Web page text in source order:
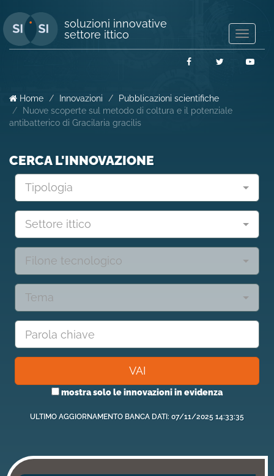
soluzioni innovative
settore ittico
FacebookTwitter
Home Innovazioni
Pubblicazioni scientifiche
Nuove scoperte sul metodo di coltura e il potenziale
antibatterico di Gracilaria gracilis
CERCA L'INNOVAZIONE
Tipologia
Settore ittico
Filone tecnologico
Tema
VAI
mostra solo le innovazioni in evidenza
ULTIMO AGGIORNAMENTO BANCA DATI: 07/11/2025 14:33:35